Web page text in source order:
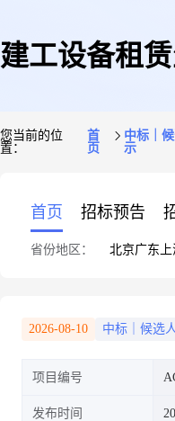
建工设备租
2024年安徽
您当前的位
置：
首
页
中标｜
示
首页 招标预告
省份地区： 北京广东
2026-08-10 中标｜候选
项目编号
发布时间